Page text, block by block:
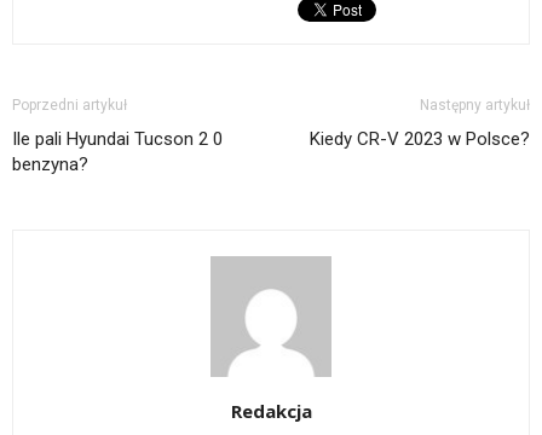
Poprzedni artykuł
Ile pali Hyundai Tucson 2 0
benzyna?
Następny artykuł
Kiedy CR-V 2023 w Polsce?
Redakcja